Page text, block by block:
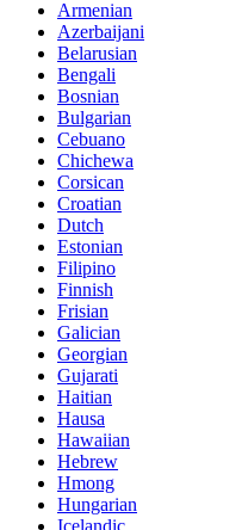
Armenian
Azerbaijani
Belarusian
Bengali
Bosnian
Bulgarian
Cebuano
Chichewa
Corsican
Croatian
Dutch
Estonian
Filipino
Finnish
Frisian
Galician
Georgian
Gujarati
Haitian
Hausa
Hawaiian
Hebrew
Hmong
Hungarian
Icelandic